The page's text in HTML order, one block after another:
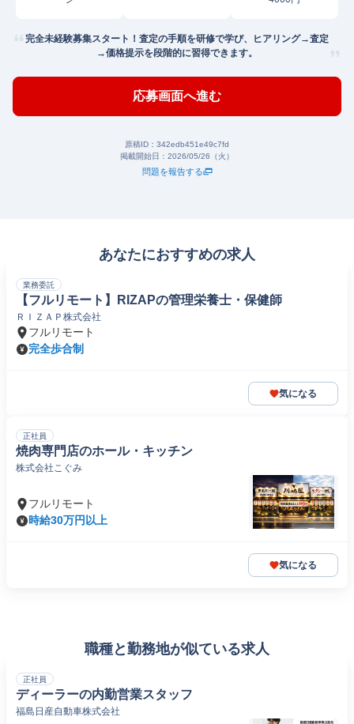
完全未経験募集スタート！査定の手順を研修で学び、ヒアリング→査定
→価格提示を段階的に習得できます。
応募画面へ進む
原稿ID： 342edb451e49c7fd
掲載開始日： 2026/05/26（火）
問題を報告する
あなたにおすすめの求人
業務委託
【フルリモート】RIZAPの管理栄養士・保健師
ＲＩＺＡＰ株式会社
フルリモート
完全歩合制
気になる
正社員
焼肉専門店のホール・キッチン
株式会社こぐみ
フルリモート
時給30万円以上
気になる
職種と勤務地が似ている求人
正社員
ディーラーの内勤営業スタッフ
福島日産自動車株式会社